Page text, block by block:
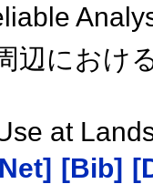
辺におけ
at
[Bib]